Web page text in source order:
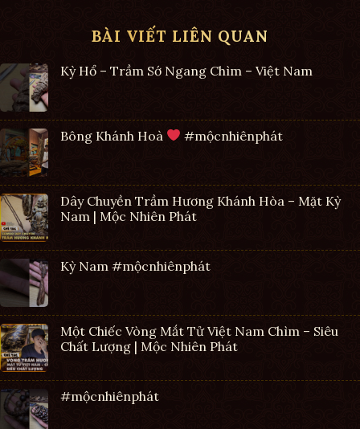
BÀI VIẾT LIÊN QUAN
Kỳ Hổ – Trầm Sớ Ngang Chìm – Việt Nam
Bông Khánh Hoà #mộcnhiênphát
Dây Chuyền Trầm Hương Khánh Hòa – Mặt Kỳ
Nam | Mộc Nhiên Phát
Kỳ Nam #mộcnhiênphát
Một Chiếc Vòng Mắt Tử Việt Nam Chìm – Siêu
Chất Lượng | Mộc Nhiên Phát
#mộcnhiênphát